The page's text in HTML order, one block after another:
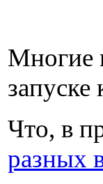
Многие
Что, в
разных